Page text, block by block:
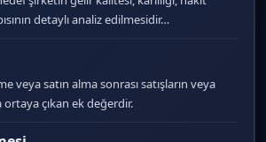
detaylı analiz edilmesidir…
veya satın alma sonrası satışların veya
ortaya çıkan ek değerdir.